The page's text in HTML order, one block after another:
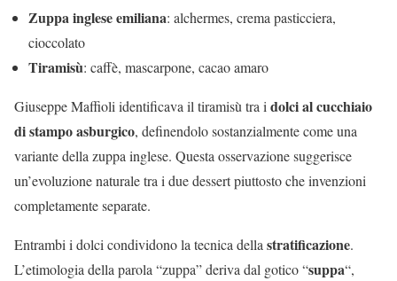
Zuppa inglese emiliana: alchermes, crema pasticciera,
cioccolato
Tiramisù: caffè, mascarpone, cacao amaro
Giuseppe Maffioli identificava il tiramisù tra i dolci al cucchiaio
di stampo asburgico, definendolo sostanzialmente come una
variante della zuppa inglese. Questa osservazione suggerisce
un’evoluzione naturale tra i due dessert piuttosto che invenzioni
completamente separate.
Entrambi i dolci condividono la tecnica della stratificazione.
L’etimologia della parola “zuppa” deriva dal gotico “suppa“,